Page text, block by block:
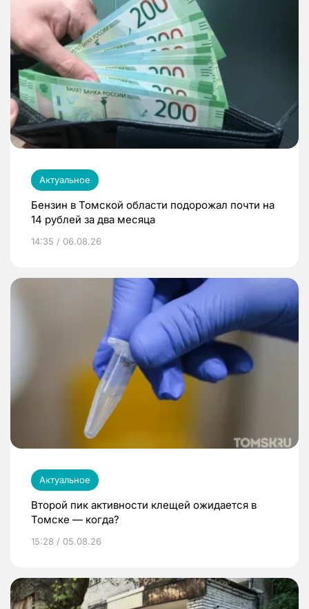
Актуальное
Бензин в Томской области подорожал почти на
14 рублей за два месяца
14:35 / 06.08.26
Актуальное
Второй пик активности клещей ожидается в
Томске — когда?
15:28 / 05.08.26